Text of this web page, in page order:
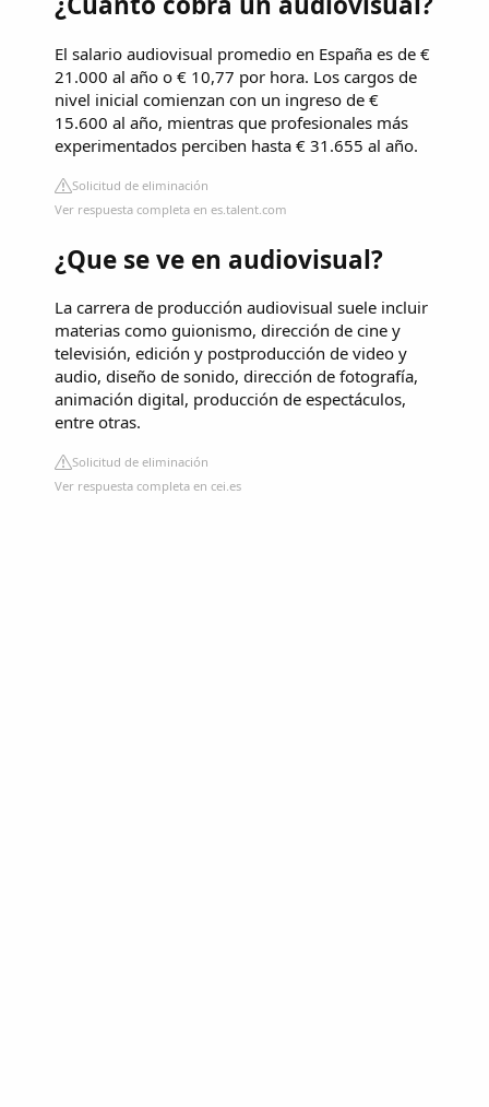
El salario audiovisual promedio en España es de €
21.000 al año o € 10,77 por hora. Los cargos de
nivel inicial comienzan con un ingreso de €
15.600 al año, mientras que profesionales más
experimentados perciben hasta € 31.655 al año.
Solicitud de eliminación
Ver respuesta completa en es.talent.com
¿Que se ve en audiovisual?
La carrera de producción audiovisual suele incluir
materias como guionismo, dirección de cine y
televisión, edición y postproducción de video y
audio, diseño de sonido, dirección de fotografía,
animación digital, producción de espectáculos,
entre otras.
Solicitud de eliminación
Ver respuesta completa en cei.es